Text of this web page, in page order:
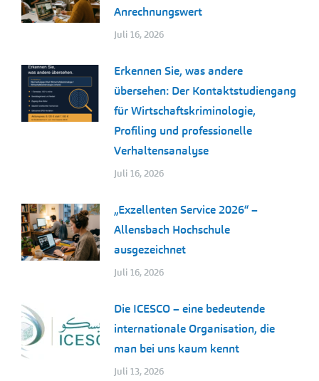
Anrechnungswert
Juli 16, 2026
Erkennen Sie, was andere
übersehen: Der Kontaktstudiengang
für Wirtschaftskriminologie,
Profiling und professionelle
Verhaltensanalyse
Juli 16, 2026
„Exzellenten Service 2026“ –
Allensbach Hochschule
ausgezeichnet
Juli 16, 2026
Die ICESCO – eine bedeutende
internationale Organisation, die
man bei uns kaum kennt
Juli 13, 2026